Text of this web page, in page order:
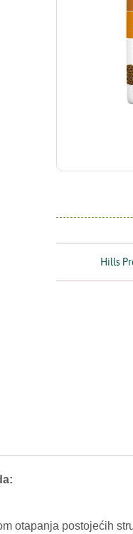
Hills
otapanja postojećih